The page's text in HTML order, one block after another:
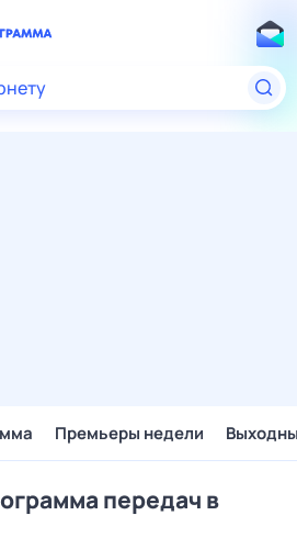
Премьеры недели
передач в